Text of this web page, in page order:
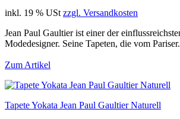
inkl. 19 % USt zzgl. Versandkosten
Jean Paul Gaultier ist einer der
Modedesigner. Seine Tapeten, die vom
Zum Artikel
Tapete Yokata Jean Paul Gaultier Naturell